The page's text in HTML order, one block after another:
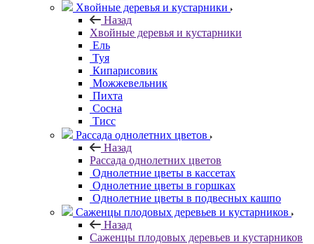
Хвойные деревья и кустарники
Назад
Хвойные деревья и кустарники
Ель
Туя
Кипарисовик
Можжевельник
Пихта
Сосна
Тисc
Рассада однолетних цветов
Назад
Рассада однолетних цветов
Однолетние цветы в кассетах
Однолетние цветы в горшках
Однолетние цветы в подвесных кашпо
Саженцы плодовых деревьев и кустарников
Назад
Саженцы плодовых деревьев и кустарников